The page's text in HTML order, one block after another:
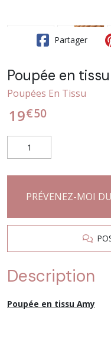
Partager
Poupée en
Poupées En Tissu
19€50
PRÉVENEZ-MOI
Description
Poupée en tissu Amy